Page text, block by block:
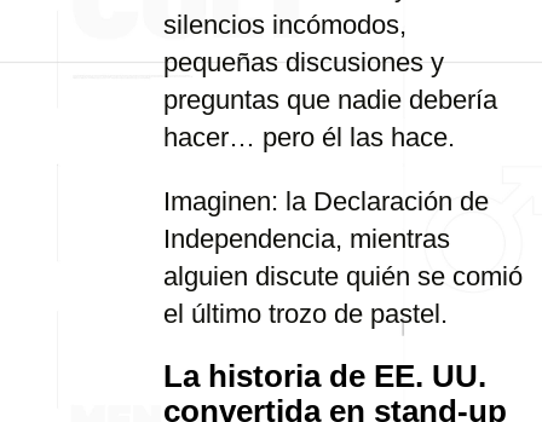
silencios incómodos,
pequeñas discusiones y
preguntas que nadie debería
hacer… pero él las hace.
Imaginen: la Declaración de
Independencia, mientras
alguien discute quién se comió
el último trozo de pastel.
La historia de EE. UU.
convertida en stand-up